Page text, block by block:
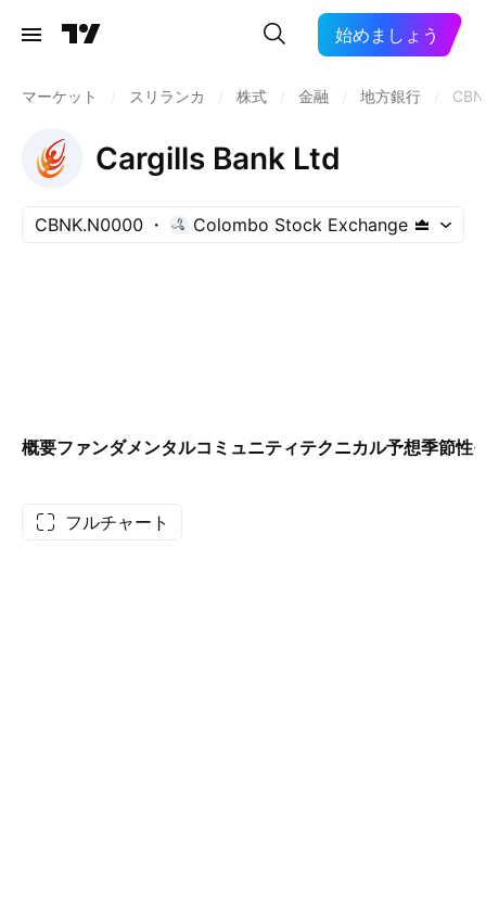
始めましょう
マーケット スリランカ 株式 金融 地方銀行
Cargills Bank Ltd
CBNK.N0000 Colombo Stock Exchange
概要ファンダメンタルコミュニティテクニカル予想季節性
フルチャート